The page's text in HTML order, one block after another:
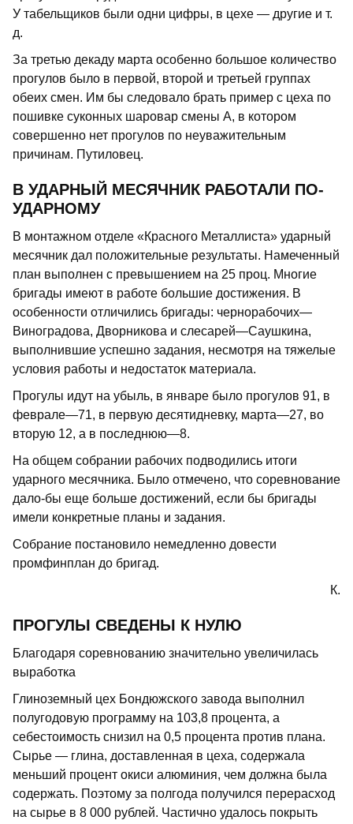
У табельщиков были одни цифры, в цехе — другие и т.
д.
За третью декаду марта особенно большое количество
прогулов было в первой, второй и третьей группах
обеих смен. Им бы следовало брать пример с цеха по
пошивке суконных шаровар смены А, в котором
совершенно нет прогулов по неуважительным
причинам. Путиловец.
В УДАРНЫЙ МЕСЯЧНИК РАБОТАЛИ ПО-
УДАРНОМУ
В монтажном отделе «Красного Металлиста» ударный
месячник дал положительные результаты. Намеченный
план выполнен с превышением на 25 проц. Многие
бригады имеют в работе большие достижения. В
особенности отличились бригады: чернорабочих—
Виноградова, Дворникова и слесарей—Саушкина,
выполнившие успешно задания, несмотря на тяжелые
условия работы и недостаток материала.
Прогулы идут на убыль, в январе было прогулов 91, в
феврале—71, в первую десятидневку, марта—27, во
вторую 12, а в последнюю—8.
На общем собрании рабочих подводились итоги
ударного месячника. Было отмечено, что соревнование
дало-бы еще больше достижений, если бы бригады
имели конкретные планы и задания.
Собрание постановило немедленно довести
промфинплан до бригад.
К.
ПРОГУЛЫ СВЕДЕНЫ К НУЛЮ
Благодаря соревнованию значительно увеличилась
выработка
Глиноземный цех Бондюжского завода выполнил
полугодовую программу на 103,8 процента, а
себестоимость снизил на 0,5 процента против плана.
Сырье — глина, доставленная в цеха, содержала
меньший процент окиси алюминия, чем должна была
содержать. Поэтому за полгода получился перерасход
на сырье в 8 000 рублей. Частично удалось покрыть